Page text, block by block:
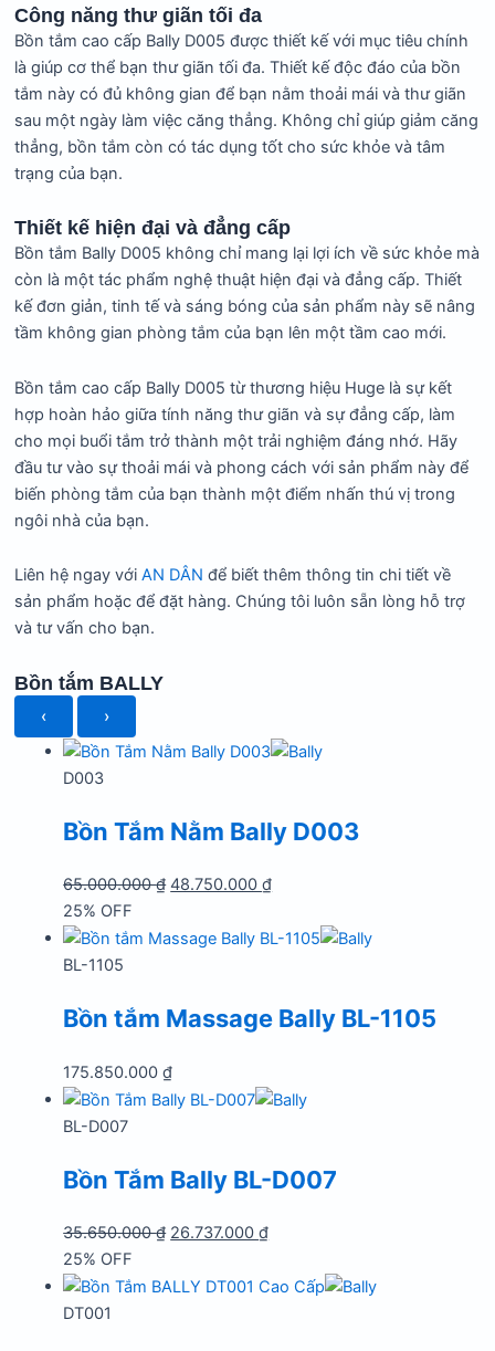
Công năng thư giãn tối đa
Bồn tắm cao cấp Bally D005 được thiết kế với mục tiêu chính
là giúp cơ thể bạn thư giãn tối đa. Thiết kế độc đáo của bồn
tắm này có đủ không gian để bạn nằm thoải mái và thư giãn
sau một ngày làm việc căng thẳng. Không chỉ giúp giảm căng
thẳng, bồn tắm còn có tác dụng tốt cho sức khỏe và tâm
trạng của bạn.
Thiết kế hiện đại và đẳng cấp
Bồn tắm Bally D005 không chỉ mang lại lợi ích về sức khỏe mà
còn là một tác phẩm nghệ thuật hiện đại và đẳng cấp. Thiết
kế đơn giản, tinh tế và sáng bóng của sản phẩm này sẽ nâng
tầm không gian phòng tắm của bạn lên một tầm cao mới.
Bồn tắm cao cấp Bally D005 từ thương hiệu Huge là sự kết
hợp hoàn hảo giữa tính năng thư giãn và sự đẳng cấp, làm
cho mọi buổi tắm trở thành một trải nghiệm đáng nhớ. Hãy
đầu tư vào sự thoải mái và phong cách với sản phẩm này để
biến phòng tắm của bạn thành một điểm nhấn thú vị trong
ngôi nhà của bạn.
Liên hệ ngay vớiAN DÂN để biết thêm thông tin chi tiết về
sản phẩm hoặc để đặt hàng. Chúng tôi luôn sẵn lòng hỗ trợ
và tư vấn cho bạn.
Bồn tắm BALLY
‹ ›
D003
Bồn Tắm Nằm Bally D003
65.000.000₫ Giá
là:
48.750.000₫Giá
tại
25% OFF
BL-1105
Bồn tắm Massage Bally BL-1105
175.850.000₫
BL-D007
Bồn Tắm Bally BL-D007
35.650.000₫ Giá
là:
26.737.000₫Giá
tại
25% OFF
DT001